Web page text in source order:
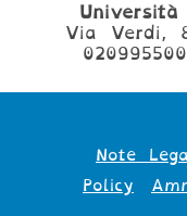
Via Verdi,
Note
Policy